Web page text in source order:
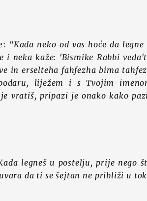
"Kada neko od vas hoće da legne
i neka kaže: 'Bismike Rabbi
in erselteha fahfezha bima
liježem i s Tvojim
vratiš, pripazi je onako kako
legneš u postelju, prije nego
da ti se šejtan ne približi u